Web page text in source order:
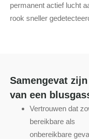
permanent actief lucht
rook sneller
Samengevat
van een
Vertrouwen dat
bereikbare als
onbereikbare